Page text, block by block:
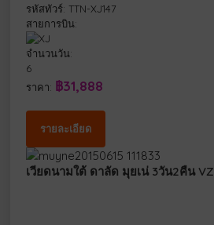
รหัสทัวร์: TTN-XJ147
สายการบิน:
จำนวนวัน:
6
ราคา: ฿31,888
รายละเอียด
เวียดนามใต้ ดาลัด มุยเน่ 3วัน2คืน VZ